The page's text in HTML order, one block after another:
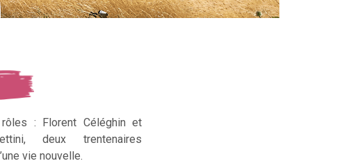
: Florent Céléghin et
deux trentenaires
vie nouvelle.